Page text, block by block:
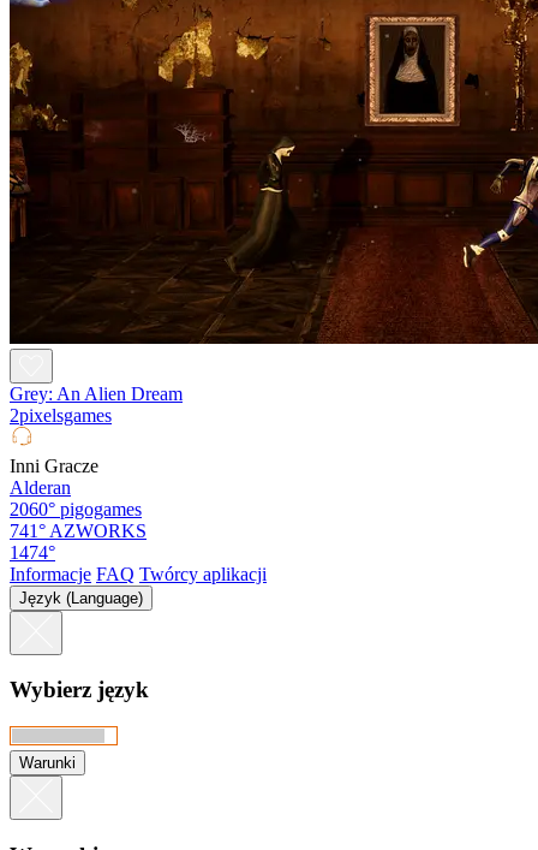
Grey: An Alien Dream
2pixelsgames
Inni Gracze
Alderan
2060° pigogames
741° AZWORKS
1474°
Informacje FAQ Twórcy aplikacji
Język (Language)
Wybierz język
Warunki